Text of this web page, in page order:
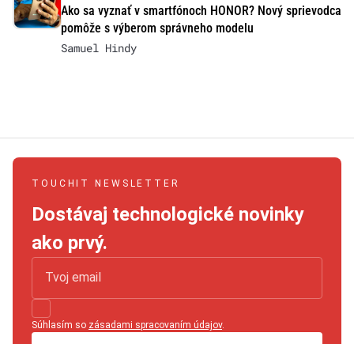
Ako sa vyznať v smartfónoch HONOR? Nový sprievodca
pomôže s výberom správneho modelu
Samuel Hindy
TOUCHIT NEWSLETTER
Dostávaj technologické novinky
ako prvý.
Súhlasím so zásadami spracovaním údajov.